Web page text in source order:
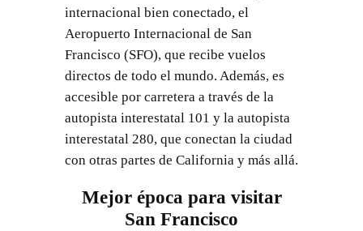
internacional bien conectado, el
Aeropuerto Internacional de San
Francisco (SFO), que recibe vuelos
directos de todo el mundo. Además, es
accesible por carretera a través de la
autopista interestatal 101 y la autopista
interestatal 280, que conectan la ciudad
con otras partes de California y más allá.
Mejor época para visitar
San Francisco